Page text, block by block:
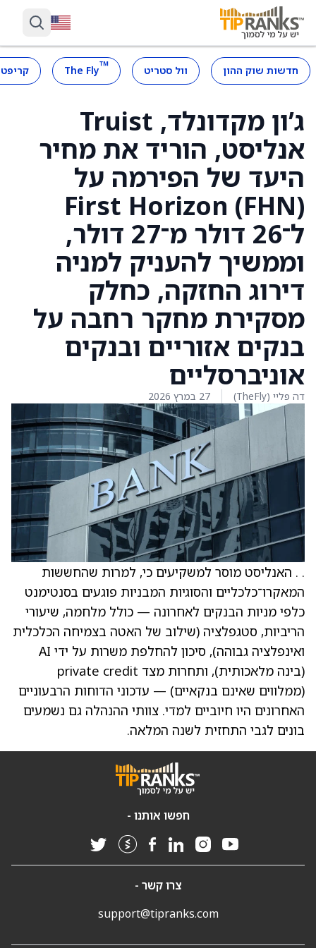
חדשות שוק ההון וול סטריט ™
The Fly
ג’ון מקדונלד, Truist
אנליסט, הוריד את מחיר
היעד של הפירמה על
First Horizon (FHN)
ל־26 דולר מ־27 דולר,
וממשיך להעניק למניה
דירוג החזקה, כחלק
מסקירת מחקר רחבה על
בנקים אזוריים ובנקים
אוניברסליים
דה פליי (TheFly) 27 במרץ 2026
. . האנליסט מוסר למשקיעים כי, למרות שהחששות
המאקרו־כלכליים והסוגיות המבניות פוגעים בסנטימנט
כלפי מניות הבנקים לאחרונה — כולל מלחמה, שיעורי
הריביות, סטגפלציה (שילוב של האטה בצמיחה הכלכלית
ואינפלציה גבוהה), סיכון להחלפת משרות על ידי AI
(בינה מלאכותית), ותחרות מצד private credit
(ממלווים שאינם בנקאיים) — עדכוני הדוחות הרבעוניים
האחרונים היו חיוביים למדי. צוותי ההנהלה גם נשמעים
בונים לגבי התחזית לשנה המלאה.
חפשו אותנו -
צרו קשר -
support@tipranks.com